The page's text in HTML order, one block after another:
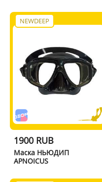
NEWDEEP
1900 RUB
Маска НЬЮДИП
APNOICUS